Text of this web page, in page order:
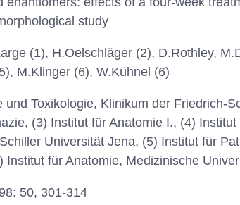
study
(1), H.Oelschläger (2), D.Rothley,
M.Klinger (6), W.Kühnel (6)
Toxikologie, Klinikum der Friedrich-
(3) Institut für Anatomie I., (4)
Universität Jena, (5) Institut für
für Anatomie, Medizinische
50, 301-314